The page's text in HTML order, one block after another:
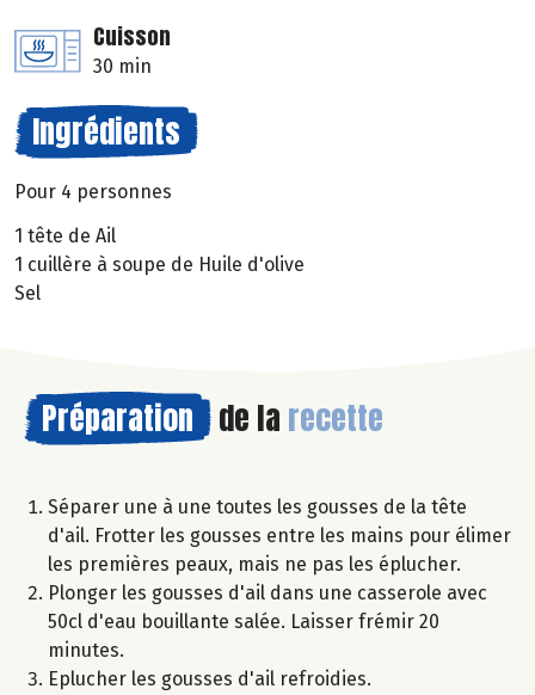
Cuisson
30 min
Ingrédients
Pour 4 personnes
1 tête de Ail
1 cuillère à soupe de Huile d'olive
Sel
Préparation de la recette
Séparer une à une toutes les gousses de la tête
d'ail. Frotter les gousses entre les mains pour élimer
les premières peaux, mais ne pas les éplucher.
Plonger les gousses d'ail dans une casserole avec
50cl d'eau bouillante salée. Laisser frémir 20
minutes.
Eplucher les gousses d'ail refroidies.